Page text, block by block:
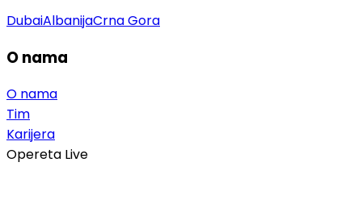
DubaiAlbanijaCrna Gora
O nama
O nama
Tim
Karijera
Opereta Live